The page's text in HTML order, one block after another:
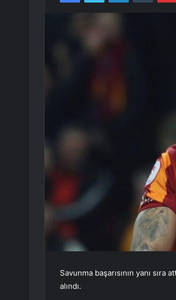
Savunma başarısının yanı
alındı.